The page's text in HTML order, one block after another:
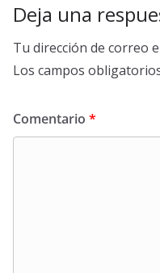
Deja una
Tu dirección de correo
Los campos
Comentario *